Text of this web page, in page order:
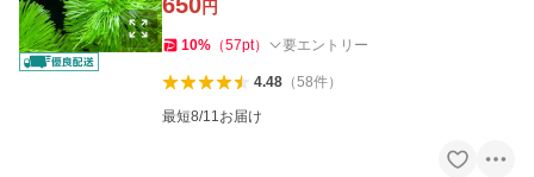
円
10% （57pt） 要エントリー
4.48（58件）
最短8/11お届け